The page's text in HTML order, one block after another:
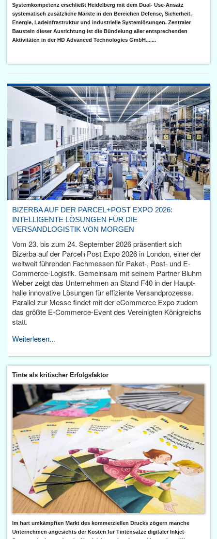
Systemkompetenz erschließt Heidelberg mit dem Dual- Use-Ansatz
systematisch zusätzliche Märkte in den Bereichen Defense, Sicherheit,
Energie, Ladeinfrastruktur und industrielle Systemlösungen. Zentraler
Baustein dieser Ausrichtung ist die Bündelung aller entsprechenden
Aktivitäten in der HD Advanced Technologies GmbH.......
BIZERBA AUF DER PARCEL+POST EXPO 2026:
INTELLIGENTE LÖSUNGEN FÜR DIE
VERSANDLOGISTIK VON MORGEN
Vom 23. bis zum 24. September 2026 präsentiert sich
Bizerba auf der Parcel+Post Expo 2026 in London, einer der
weltweit führenden Fachmessen für Paket-, Post- und E-
Commerce-Logistik. Gemeinsam mit seinem Partner Bluhm
Weber zeigt das Unternehmen an Stand F40 in der Haupt­
halle innovative Lösungen für effiziente Versandprozesse.
Parallel zur Messe findet mit der eCommerce Expo zudem
das größte E-Commerce-Event des Vereinigten Königreichs
statt.
Weiterlesen...
Tinte als kritischer Erfolgsfaktor
Im hart umkämpften Markt des kommerziellen Drucks zögern manche
Unternehmen angesichts der Kosten für Tintensätze digitaler Inkjet-